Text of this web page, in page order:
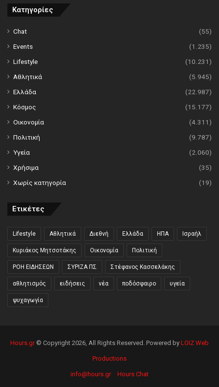
Κατηγορίες
Chat
(55)
Events
(1.235)
Lifestyle
(10.231)
Αθλητικά
(5.945)
Ελλάδα
(22.987)
Κόσμος
(15.177)
Οικονομία
(4.311)
Πολιτική
(9.787)
Υγεία
(2.060)
Χρήσιμα
(35)
Χωρίς κατηγορία
(19)
Ετικέτες
Lifestyle Αθλητικά Διεθνή Ελλάδα ΗΠΑ Ισραήλ
Κυριάκος Μητσοτάκης Οικονομία Πολιτική
ΡΟΗ ΕΙΔΗΣΕΩΝ ΣΥΡΙΖΑ ΠΣ Στέφανος Κασσελάκης
αθλητισμός ειδήσεις νέα ποδόσφαιρο υγεία
ψυχαγωγία
Hours.gr© Copyright 2026, All Rights Reserved. Powered by LOIZ Web
Productions
info@hours.gr Hours Chat